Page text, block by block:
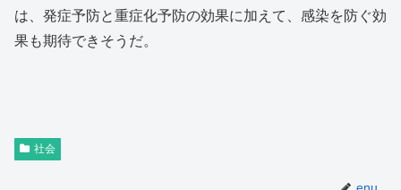
は、発症予防と重症化予防の効果に加えて、感染を防ぐ効
果も期待できそうだ。
社会
enu